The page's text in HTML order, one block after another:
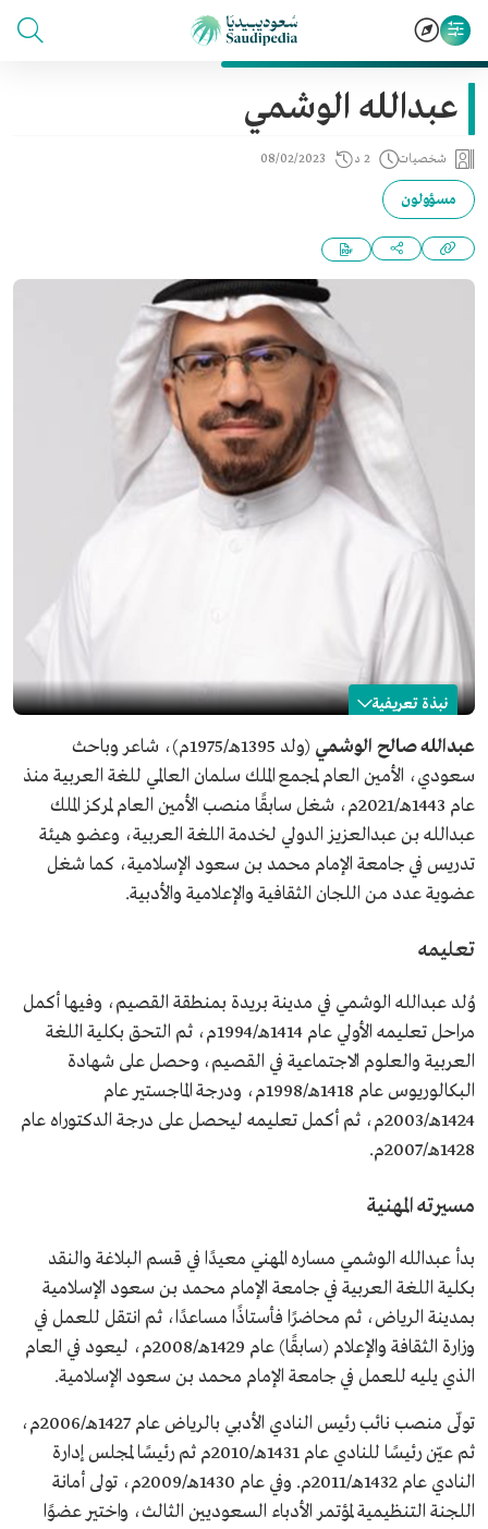
عبدالله الوشمي
شخصيات 2 د 08/02/2023
مسؤولون
نبذة تعريفية
عبدالله الوشمي
الاسم
عبدالله الوشمي.
التصنيف
شاعر وباحث وعضو هيئة تدريس.
المنصب الحالي
الأمين العام لمجمع الملك سلمان العالمي للغة العربية.
تاريخ الميلاد
1975م.
بريدة، منطقة القصيم.
عبدالله صالح الوشمي
(ولد 1395هـ/1975م)، شاعر وباحث
سعودي، الأمين العام لمجمع الملك سلمان العالمي للغة العربية منذ
عام 1443هـ/2021م، شغل سابقًا منصب الأمين العام لمركز الملك
عبدالله بن عبدالعزيز الدولي لخدمة اللغة العربية، وعضو هيئة
تدريس في جامعة الإمام محمد بن سعود الإسلامية، كما شغل
عضوية عدد من اللجان الثقافية والإعلامية والأدبية.
تعليمه
وُلد عبدالله الوشمي في مدينة بريدة بمنطقة القصيم، وفيها أكمل
مراحل تعليمه الأولي عام 1414هـ/1994م، ثم التحق بكلية اللغة
العربية والعلوم الاجتماعية في القصيم، وحصل على شهادة
البكالوريوس عام 1418هـ/1998م، ودرجة الماجستير عام
1424هـ/2003م، ثم أكمل تعليمه ليحصل على درجة الدكتوراه عام
1428هـ/2007م.
مسيرته المهنية
بدأ عبدالله الوشمي مساره المهني معيدًا في قسم البلاغة والنقد
بكلية اللغة العربية في جامعة الإمام محمد بن سعود الإسلامية
بمدينة الرياض، ثم محاضرًا فأستاذًا مساعدًا، ثم انتقل للعمل في
وزارة الثقافة والإعلام (سابقًا) عام 1429هـ/2008م، ليعود في العام
الذي يليه للعمل في جامعة الإمام محمد بن سعود الإسلامية.
تولّى منصب نائب رئيس النادي الأدبي بالرياض عام 1427هـ/2006م،
ثم عيّن رئيسًا للنادي عام 1431هـ/2010م ثم رئيسًا لمجلس إدارة
النادي عام 1432هـ/2011م. وفي عام 1430هـ/2009م، تولى أمانة
اللجنة التنظيمية لمؤتمر الأدباء السعوديين الثالث، واختير عضوًا